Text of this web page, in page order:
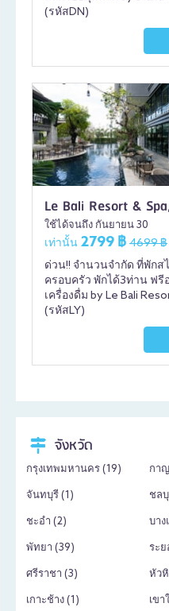
(รหัสDN)
Le Bali Resort &
ใช้ได้จนถึง กันยายน 30
เท่านั้น 2799 ฿ 4699 ฿
ด่วน!! จำนวนจำกัด ที่พักส
ครอบครัว พักได้3ท่าน ฟรี
เครื่องดื่ม by Le Bali
(รหัสLY)
จังหวัด
กรุงเทพมหานคร (19) กา
จันทบุรี (1 ) ชล
ชะอำ (2) บาง
พัทยา (39) ระย
ศรีราชา (3) หัว
เกาะช้าง (1 ) เข